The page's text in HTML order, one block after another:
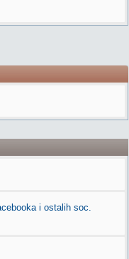
i ostalih soc.